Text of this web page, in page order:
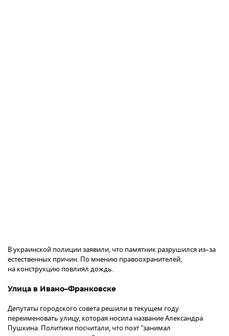
В украинской полиции заявили, что памятник разрушился из–за
естественных причин. По мнению правоохранителей,
на конструкцию повлиял дождь.
Улица в Ивано–Франковске
Депутаты городского совета решили в текущем году
переименовать улицу, которая носила название Александра
Пушкина. Политики посчитали, что поэт "занимал